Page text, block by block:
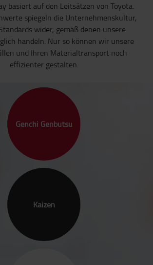
basiert auf den Leitsätzen von Toyota.
spiegeln die Unternehmenskultur,
wider, gemäß denen unsere
handeln. Nur so können wir unsere
und Ihren Materialtransport noch
effizienter gestalten.
Genchi Genbutsu
Kaizen